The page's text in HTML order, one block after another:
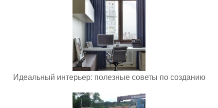
Идеальный интерьер: полезные советы по созданию